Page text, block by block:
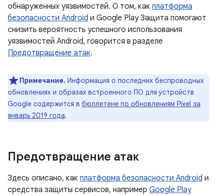
обнаруженных уязвимостей. О том, как платформа
безопасности Android и Google Play Защита помогают
снизить вероятность успешного использования
уязвимостей Android, говорится в разделе
Предотвращение атак.
Примечание. Информация о последних беспроводных
обновлениях и образах встроенного ПО для устройств
Google содержится в бюллетене по обновлениям Pixel за
январь 2019 года.
Предотвращение атак
Здесь описано, как платформа безопасности Android и
средства защиты сервисов, например Google Play